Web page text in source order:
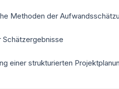
Methoden der
Schätzergebnisse
einer strukturierten